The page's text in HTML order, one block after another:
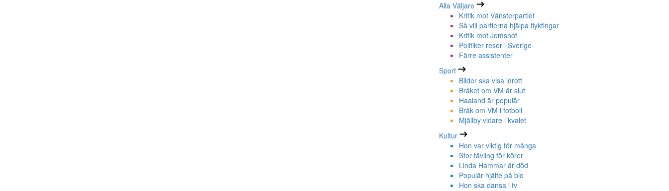
Alla Väljare
Kritik mot Vänsterpartiet
Så vill partierna hjälpa flyktingar
Kritik mot Jomshof
Politiker reser i Sverige
Färre assistenter
Sport
Bilder ska visa idrott
Bråket om VM är slut
Haaland är populär
Bråk om VM i fotboll
Mjällby vidare i kvalet
Kultur
Hon var viktig för många
Stor tävling för körer
Linda Hammar är död
Populär hjälte på bio
Hon ska dansa i tv